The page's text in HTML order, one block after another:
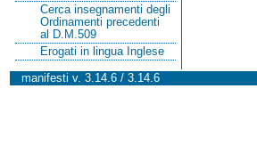
Cerca insegnamenti degli
Ordinamenti precedenti
al D.M.509
Erogati in lingua Inglese
manifesti v. 3.14.6 / 3.14.6